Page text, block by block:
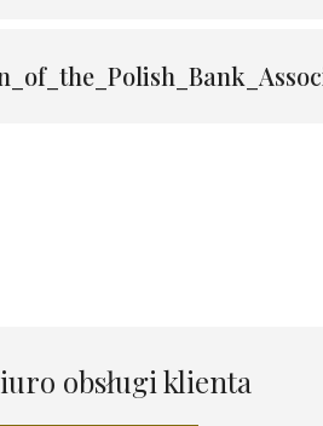
obsługi klienta